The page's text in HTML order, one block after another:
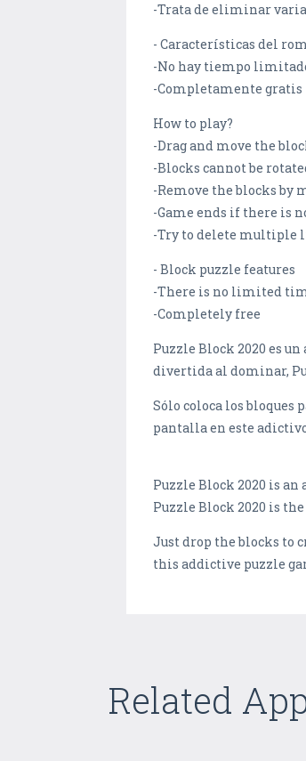
-Trata de eliminar
- Características del
-No hay tiempo
-Completamente gratis
How to play?
-Drag and move the
-Blocks cannot be
-Remove the blocks
-Game ends if there is
-Try to delete multiple
- Block puzzle features
-There is no limited
-Completely free
Puzzle Block 2020 es
divertida al dominar,
Sólo coloca los
pantalla en este
Puzzle Block 2020 is
Puzzle Block 2020 is
Just drop the blocks to
this addictive puzzle
Related